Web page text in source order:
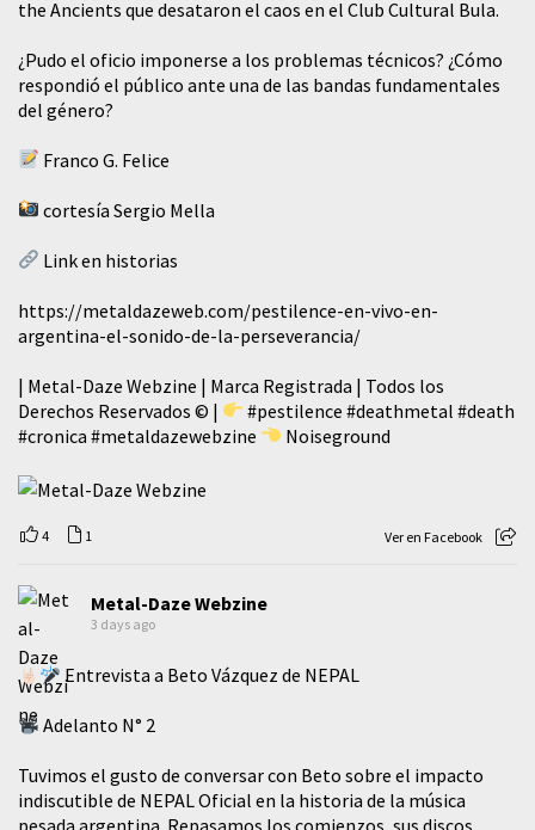
the Ancients que desataron el caos en el Club Cultural Bula.
¿Pudo el oficio imponerse a los problemas técnicos? ¿Cómo
respondió el público ante una de las bandas fundamentales
del género?
Franco G. Felice
cortesía Sergio Mella
Link en historias
https://metaldazeweb.com/pestilence-en-vivo-en-
argentina-el-sonido-de-la-perseverancia/
| Metal-Daze Webzine | Marca Registrada | Todos los
Derechos Reservados © |
#pestilence #deathmetal #death
#cronica #metaldazewebzine Noiseground
4 1 Ver en Facebook
Metal-Daze Webzine
3 days ago
Entrevista a Beto Vázquez de NEPAL
Adelanto N° 2
Tuvimos el gusto de conversar con Beto sobre el impacto
indiscutible de NEPAL Oficial en la historia de la música
pesada argentina. Repasamos los comienzos, sus discos